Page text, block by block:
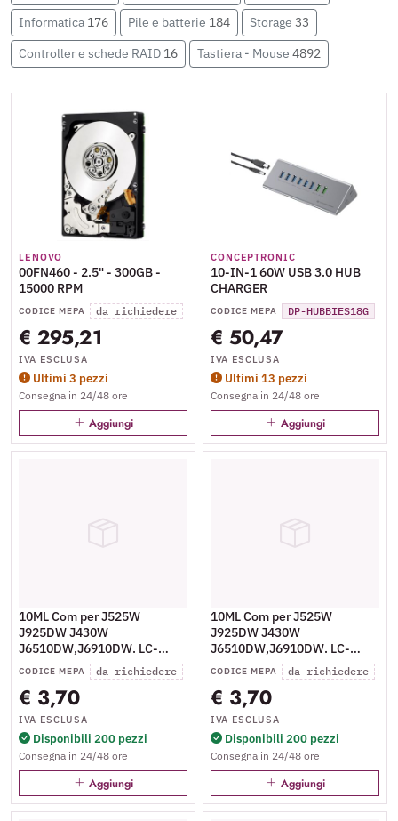
Informatica 176 Pile e batterie 184 Storage 33
Controller e schede RAID 16 Tastiera - Mouse 4892
LENOVO
00FN460 - 2.5" - 300GB -
15000 RPM
CODICE MEPA da richiedere
€ 295,21
IVA ESCLUSA
Ultimi 3 pezzi
Consegna in 24/48 ore
Aggiungi
CONCEPTRONIC
10-IN-1 60W USB 3.0 HUB
CHARGER
CODICE MEPA DP-HUBBIES18G
€ 50,47
IVA ESCLUSA
Ultimi 13 pezzi
Consegna in 24/48 ore
Aggiungi
10ML Com per J525W
J925DW J430W
J6510DW,J6910DW. LC-
1240C
CODICE MEPA da richiedere
€ 3,70
IVA ESCLUSA
Disponibili 200 pezzi
Consegna in 24/48 ore
Aggiungi
10ML Com per J525W
J925DW J430W
J6510DW,J6910DW. LC-
1240M
CODICE MEPA da richiedere
€ 3,70
IVA ESCLUSA
Disponibili 200 pezzi
Consegna in 24/48 ore
Aggiungi